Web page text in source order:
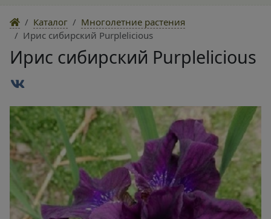
Каталог
Многолетние растения
Ирис сибирский Purplelicious
Ирис сибирский Purplelicious